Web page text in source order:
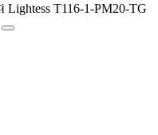
T116-1-PM20-TG